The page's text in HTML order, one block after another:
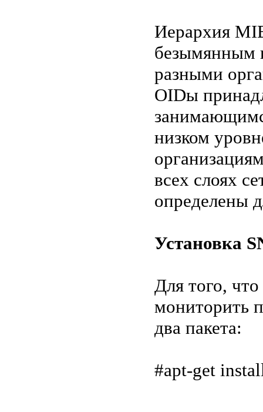
Иерархия
безымянным
разными
OIDы
низком
всех слоях
определены
Установка
Для того,
мониторить
два пакета:
#apt-get